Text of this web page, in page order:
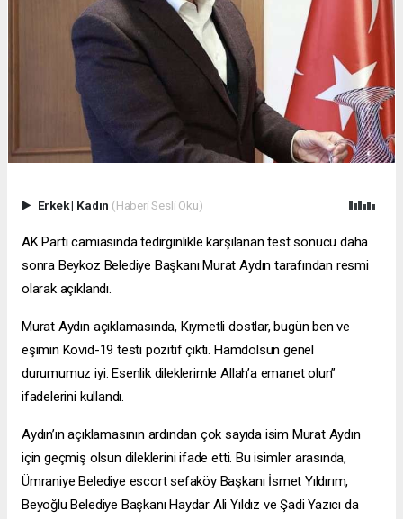
Erkek| Kadın (Haberi Sesli Oku)
AK Parti camiasında tedirginlikle karşılanan test sonucu daha
sonra Beykoz Belediye Başkanı Murat Aydın tarafından resmi
olarak açıklandı.
Murat Aydın açıklamasında, Kıymetli dostlar, bugün ben ve
eşimin Kovid-19 testi pozitif çıktı. Hamdolsun genel
durumumuz iyi. Esenlik dileklerimle Allah’a emanet olun”
ifadelerini kullandı.
Aydın’ın açıklamasının ardından çok sayıda isim Murat Aydın
için geçmiş olsun dileklerini ifade etti. Bu isimler arasında,
Ümraniye Belediye escort sefaköyBaşkanı İsmet Yıldırım,
Beyoğlu Belediye Başkanı Haydar Ali Yıldız ve Şadi Yazıcı da